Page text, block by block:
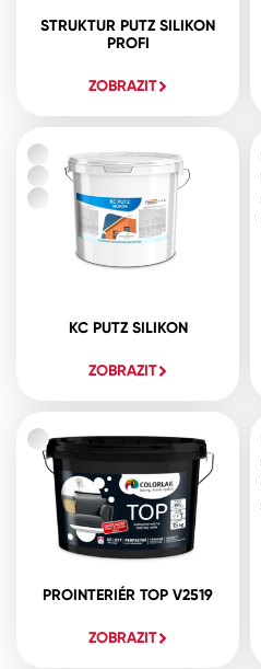
STRUKTUR PUTZ SILIKON
PROFI
ZOBRAZIT
KC PUTZ SILIKON
ZOBRAZIT
PROINTERIÉR TOP V2519
ZOBRAZIT